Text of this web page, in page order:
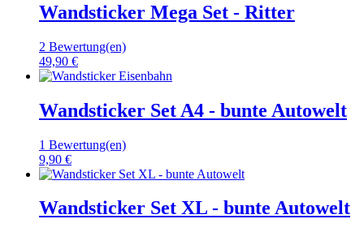
Wandsticker Mega Set - Ritter
2 Bewertung(en)
49,90 €
Wandsticker Set A4 - bunte Autowelt
1 Bewertung(en)
9,90 €
Wandsticker Set XL - bunte Autowelt